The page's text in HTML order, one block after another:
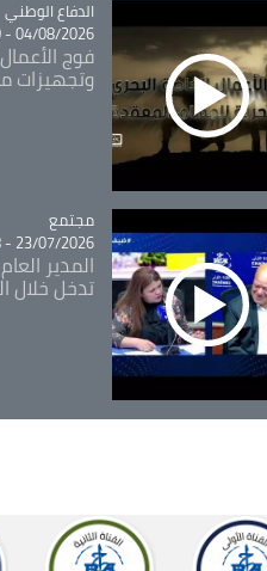
Catégorie
الدفاع الوطني
04/08/2026 - 12:10
فوج
وتجهيزات
Catégorie
مجتمع
23/07/2026 - 10:18
تدخل خلال